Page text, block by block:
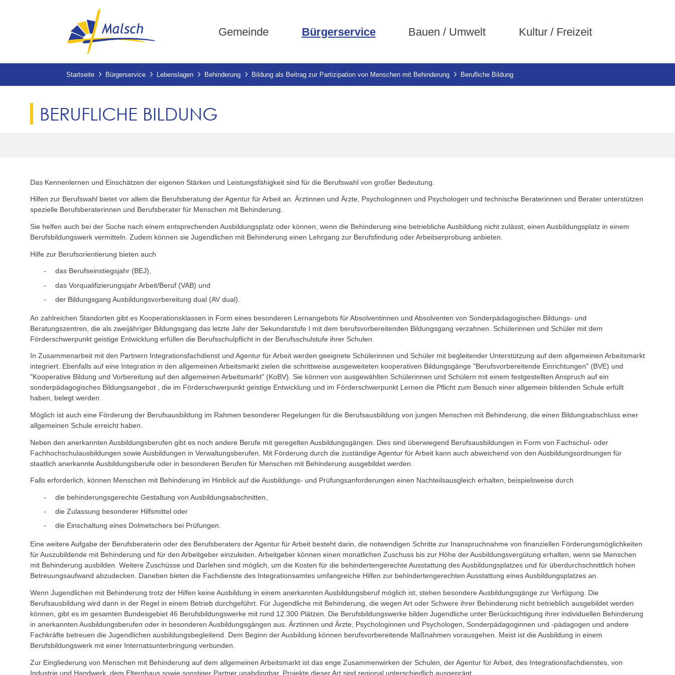
Gemeinde Bürgerservice Bauen / Umwelt Kultur / Freizeit
Startseite Bürgerservice Lebenslagen Behinderung Bildung als Beitrag zur Partizipation von Menschen mit Behinderung Berufliche Bildung
BERUFLICHE BILDUNG
Das Kennenlernen und Einschätzen der eigenen Stärken und Leistungsfähigkeit sind für die Berufswahl von großer Bedeutung.
Hilfen zur Berufswahl bietet vor allem die Berufsberatung der Agentur für Arbeit an. Ärztinnen und Ärzte, Psychologinnen und Psychologen und technische Beraterinnen und Berater unterstützen
spezielle Berufsberaterinnen und Berufsberater für Menschen mit Behinderung.
Sie helfen auch bei der Suche nach einem entsprechenden Ausbildungsplatz oder können, wenn die Behinderung eine betriebliche Ausbildung nicht zulässt, einen Ausbildungsplatz in einem
Berufsbildungswerk vermitteln. Zudem können sie Jugendlichen mit Behinderung einen Lehrgang zur Berufsfindung oder Arbeitserprobung anbieten.
Hilfe zur Berufsorientierung bieten auch
das Berufseinstiegsjahr (BEJ),
das Vorqualifizierungsjahr Arbeit/Beruf (VAB) und
der Bildungsgang Ausbildungsvorbereitung dual (AV dual).
An zahlreichen Standorten gibt es Kooperationsklassen in Form eines besonderen Lernangebots für Absolventinnen und Absolventen von Sonderpädagogischen Bildungs- und
Beratungszentren, die als zweijähriger Bildungsgang das letzte Jahr der Sekundarstufe I mit dem berufsvorbereitenden Bildungsgang verzahnen. Schülerinnen und Schüler mit dem
Förderschwerpunkt geistige Entwicklung erfüllen die Berufsschulpflicht in der Berufsschulstufe ihrer Schulen.
In Zusammenarbeit mit den Partnern Integrationsfachdienst und Agentur für Arbeit werden geeignete Schülerinnen und Schüler mit begleitender Unterstützung auf dem allgemeinen Arbeitsmarkt
integriert. Ebenfalls auf eine Integration in den allgemeinen Arbeitsmarkt zielen die schrittweise ausgeweiteten kooperativen Bildungsgänge "Berufsvorbereitende Einrichtungen" (BVE) und
"Kooperative Bildung und Vorbereitung auf den allgemeinen Arbeitsmarkt" (KoBV). Sie können von ausgewählten Schülerinnen und Schülern mit einem festgestellten Anspruch auf ein
sonderpädagogisches Bildungsangebot , die im Förderschwerpunkt geistige Entwicklung und im Förderschwerpunkt Lernen die Pflicht zum Besuch einer allgemein bildenden Schule erfüllt
haben, belegt werden.
Möglich ist auch eine Förderung der Berufsausbildung im Rahmen besonderer Regelungen für die Berufsausbildung von jungen Menschen mit Behinderung, die einen Bildungsabschluss einer
allgemeinen Schule erreicht haben.
Neben den anerkannten Ausbildungsberufen gibt es noch andere Berufe mit geregelten Ausbildungsgängen. Dies sind überwiegend Berufsausbildungen in Form von Fachschul- oder
Fachhochschulausbildungen sowie Ausbildungen in Verwaltungsberufen. Mit Förderung durch die zuständige Agentur für Arbeit kann auch abweichend von den Ausbildungsordnungen für
staatlich anerkannte Ausbildungsberufe oder in besonderen Berufen für Menschen mit Behinderung ausgebildet werden.
Falls erforderlich, können Menschen mit Behinderung im Hinblick auf die Ausbildungs- und Prüfungsanforderungen einen Nachteilsausgleich erhalten, beispielsweise durch
die behinderungsgerechte Gestaltung von Ausbildungsabschnitten,
die Zulassung besonderer Hilfsmittel oder
die Einschaltung eines Dolmetschers bei Prüfungen.
Eine weitere Aufgabe der Berufsberaterin oder des Berufsberaters der Agentur für Arbeit besteht darin, die notwendigen Schritte zur Inanspruchnahme von finanziellen Förderungsmöglichkeiten
für Auszubildende mit Behinderung und für den Arbeitgeber einzuleiten. Arbeitgeber können einen monatlichen Zuschuss bis zur Höhe der Ausbildungsvergütung erhalten, wenn sie Menschen
mit Behinderung ausbilden. Weitere Zuschüsse und Darlehen sind möglich, um die Kosten für die behindertengerechte Ausstattung des Ausbildungsplatzes und für überdurchschnittlich hohen
Betreuungsaufwand abzudecken. Daneben bieten die Fachdienste des Integrationsamtes umfangreiche Hilfen zur behindertengerechten Ausstattung eines Ausbildungsplatzes an.
Wenn Jugendlichen mit Behinderung trotz der Hilfen keine Ausbildung in einem anerkannten Ausbildungsberuf möglich ist, stehen besondere Ausbildungsgänge zur Verfügung. Die
Berufsausbildung wird dann in der Regel in einem Betrieb durchgeführt. Für Jugendliche mit Behinderung, die wegen Art oder Schwere ihrer Behinderung nicht betrieblich ausgebildet werden
können, gibt es im gesamten Bundesgebiet 46 Berufsbildungswerke mit rund 12.300 Plätzen. Die Berufsbildungswerke bilden Jugendliche unter Berücksichtigung ihrer individuellen Behinderung
in anerkannten Ausbildungsberufen oder in besonderen Ausbildungsgängen aus. Ärztinnen und Ärzte, Psychologinnen und Psychologen, Sonderpädagoginnen und -pädagogen und andere
Fachkräfte betreuen die Jugendlichen ausbildungsbegleitend. Dem Beginn der Ausbildung können berufsvorbereitende Maßnahmen vorausgehen. Meist ist die Ausbildung in einem
Berufsbildungswerk mit einer Internatsunterbringung verbunden.
Zur Eingliederung von Menschen mit Behinderung auf dem allgemeinen Arbeitsmarkt ist das enge Zusammenwirken der Schulen, der Agentur für Arbeit, des Integrationsfachdienstes, von
Industrie und Handwerk, dem Elternhaus sowie sonstiger Partner unabdingbar. Projekte dieser Art sind regional unterschiedlich ausgeprägt.